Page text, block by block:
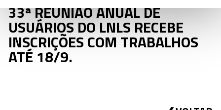
33ª REUNIÃO ANUAL DE
USUÁRIOS DO LNLS RECEBE
INSCRIÇÕES COM TRABALHOS
ATÉ 18/9.